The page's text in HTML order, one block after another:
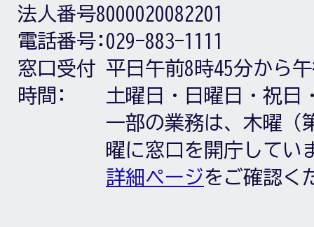
法人番号8000020082201
電話番号: 029-883-1111
窓口受付
時間:
平日午前8時45分から
土曜日・日曜日・祝日
一部の業務は、木曜（
曜に窓口を開庁してい
詳細ページをご確認く